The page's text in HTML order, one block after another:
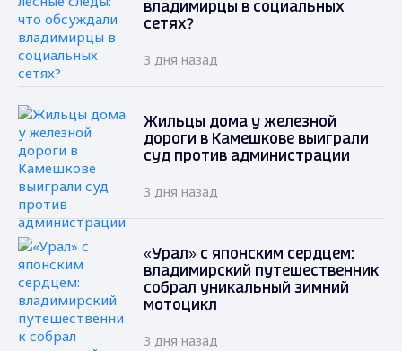
владимирцы в социальных
сетях?
3 дня назад
Жильцы дома у железной
дороги в Камешкове выиграли
суд против администрации
3 дня назад
«Урал» с японским сердцем:
владимирский путешественник
собрал уникальный зимний
мотоцикл
3 дня назад